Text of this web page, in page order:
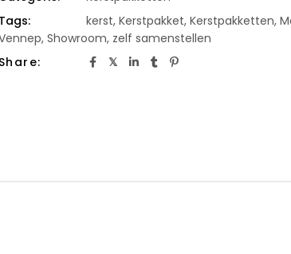
Tags:
kerst, Kerstpakket, Kerstpakketten,
, Showroom, zelf samenstellen
Share: